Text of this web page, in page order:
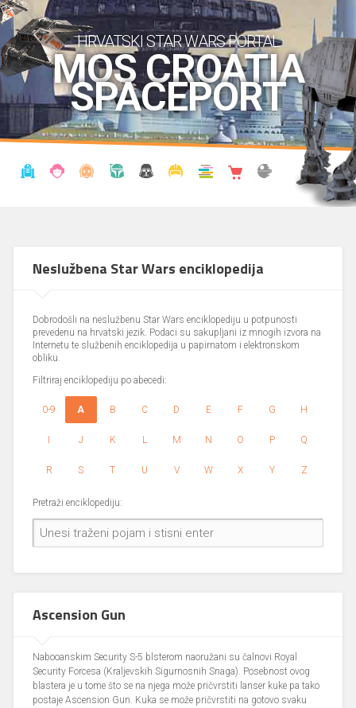
HRVATSKI STAR WARS PORTAL
MOS CROATIA
SPACEPORT
Neslužbena Star Wars enciklopedija
Dobrodošli na neslužbenu Star Wars enciklopediju u potpunosti
prevedenu na hrvatski jezik. Podaci su sakupljani iz mnogih izvora na
Internetu te službenih enciklopedija u papirnatom i elektronskom
obliku.
Filtriraj enciklopediju po abecedi:
0-9 A B C D E F G H
I J K L M N O P Q
R S T U V W X Y Z
Pretraži enciklopediju:
Ascension Gun
Nabooanskim Security S-5 blsterom naoružani su čalnovi Royal
Security Forcesa (Kraljevskih Sigurnosnih Snaga). Posebnost ovog
blastera je u tome što se na njega može pričvrstiti lanser kuke pa tako
postaje Ascension Gun. Kuka se može pričvrstiti na gotovo svaku